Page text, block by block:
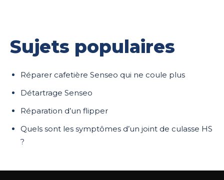
Sujets populaires
Réparer cafetière Senseo qui ne coule plus
Détartrage Senseo
Réparation d’un flipper
Quels sont les symptômes d’un joint de culasse HS
?